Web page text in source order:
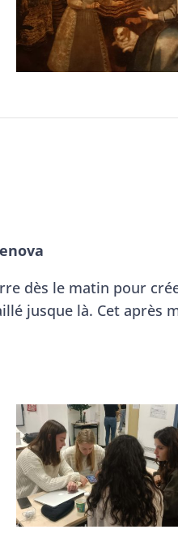
dès le matin pour
jusque là. Cet après